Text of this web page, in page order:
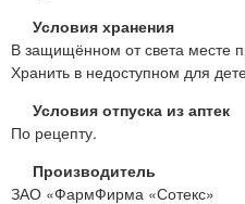
Условия хранения
В защищённом от света месте
Хранить в недоступном для
Условия отпуска из аптек
По рецепту.
Производитель
ЗАО «ФармФирма «Сотекс»